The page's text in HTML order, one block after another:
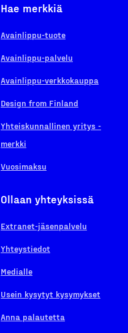
Hae merkkiä
Avainlippu-tuote
Avainlippu-palvelu
Avainlippu-verkkokauppa
Design from Finland
Yhteiskunnallinen yritys -
merkki
Vuosimaksu
Ollaan yhteyksissä
Extranet-jäsenpalvelu
Yhteystiedot
Medialle
Usein kysytyt kysymykset
Anna palautetta